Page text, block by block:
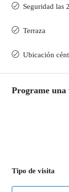
Seguridad las
Terraza
Ubicación
Programe una
Tipo de visita